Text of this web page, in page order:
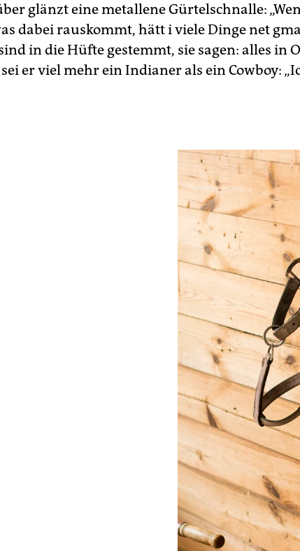
glänzt eine metallene Gürtelschnalle:
dabei rauskommt, hätt i viele Dinge net
in die Hüfte gestemmt, sie sagen: alles in
er viel mehr ein Indianer als ein Cowboy: